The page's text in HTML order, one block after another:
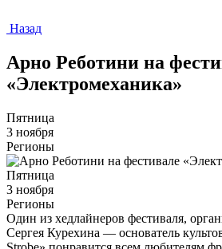
Назад
Арно Реботини на
«Электромеханика»
Пятница
3 ноября
Регионы
Пятница
3 ноября
Регионы
Один из хедлайнеров фестиваля,
Сергея Курехина — основатель